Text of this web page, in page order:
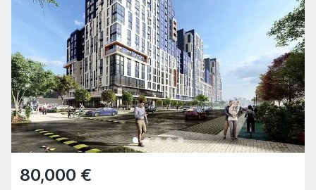
80,000 €